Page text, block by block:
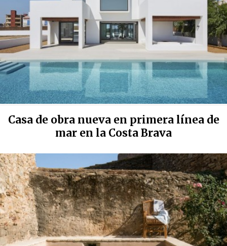
Casa de obra nueva en primera línea de
mar en la Costa Brava